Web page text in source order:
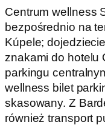
Centrum wellness
bezpośrednio na
Kúpele;
znakami do hotelu
parkingu
wellness bilet
skasowany. Z
również transport